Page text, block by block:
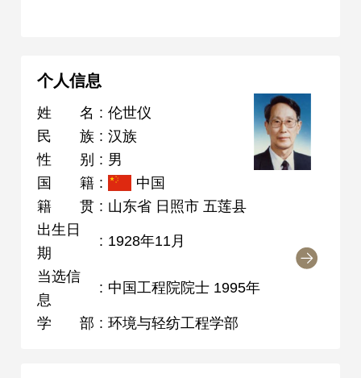
个人信息
姓名 : 伦世仪
民族 : 汉族
性别 : 男
国籍 :
中国
籍贯 : 山东省 日照市 五莲县
出生日
期
: 1928年11月
当选信
息
: 中国工程院院士 1995年
学部 : 环境与轻纺工程学部